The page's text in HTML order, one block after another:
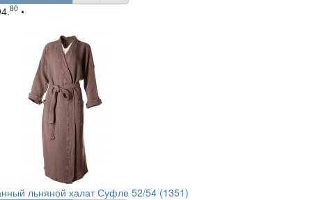
80 •
льняной халат Суфле 52/54 (1351)